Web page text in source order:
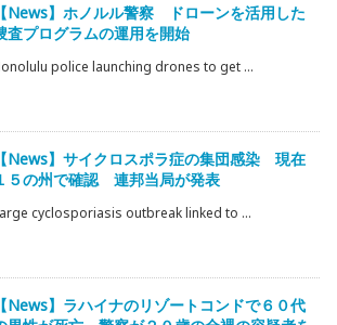
【News】ホノルル警察 ドローンを活用した
査プログラムの運用を開始
police launching drones to get ...
【News】サイクロスポラ症の集団感染 現在
５の州で確認 連邦当局が発表
cyclosporiasis outbreak linked to ...
【News】ラハイナのリゾートコンドで６０代